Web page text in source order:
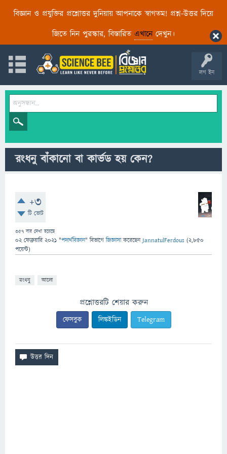
বিজ্ঞান ও প্রযুক্তির প্রশ্নোত্তর দুনিয়ায় আপনাকে স্বাগতম! প্রশ্ন-উত্তর দিয়ে
জিতে নিন পুরস্কার, বিস্তারিত এখানেদেখুন।
লগ ইন
রংধনু বাঁকানো বা কার্ভড হয় কেন?
+3
টি ভোট
357 বার দেখা হয়েছে
02 ফেব্রুয়ারি 2021 "পদার্থবিজ্ঞান" বিভাগে জিজ্ঞাসাকরেছেনJannatulFerdous (2,850
পয়েন্ট)
রংধনু আলো
প্রশ্নোত্তরটি শেয়ার করুন
ফেসবুক লিঙ্কইডিন Telegram